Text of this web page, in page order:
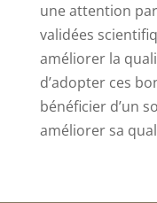
une attention
validées
améliorer la
d’adopter ces
bénéficier d’un
améliorer sa